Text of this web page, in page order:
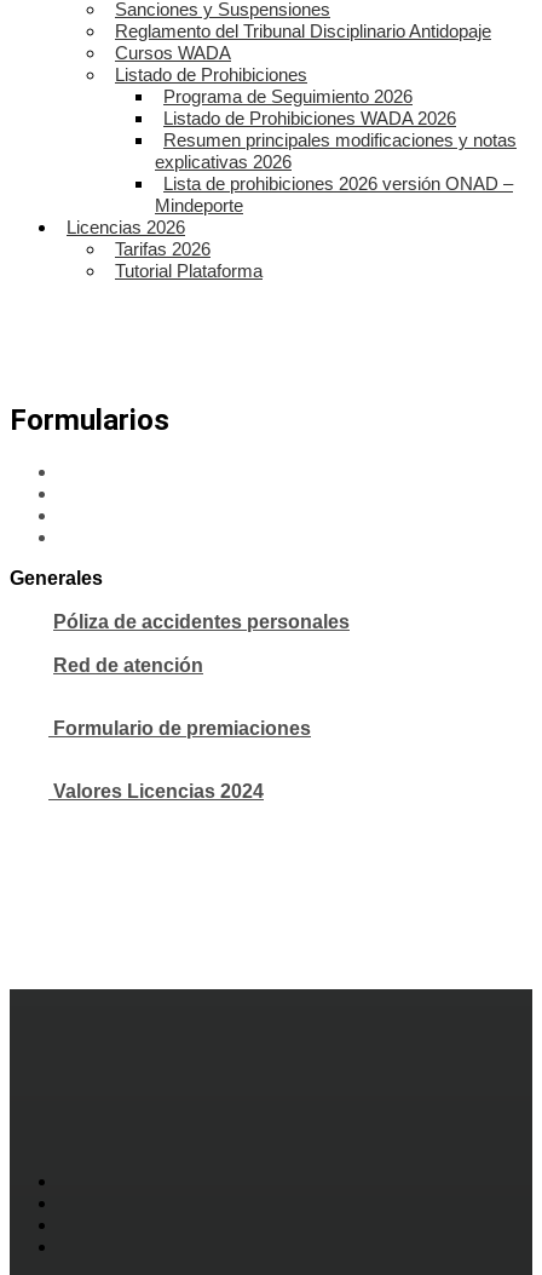
Sanciones y Suspensiones
Reglamento del Tribunal Disciplinario Antidopaje
Cursos WADA
Listado de Prohibiciones
Programa de Seguimiento 2026
Listado de Prohibiciones WADA 2026
Resumen principales modificaciones y notas
explicativas 2026
Lista de prohibiciones 2026 versión ONAD –
Mindeporte
Licencias 2026
Tarifas 2026
Tutorial Plataforma
Formularios
Generales
Póliza de accidentes personales
Red de atención
Formulario de premiaciones
Valores Licencias 2024